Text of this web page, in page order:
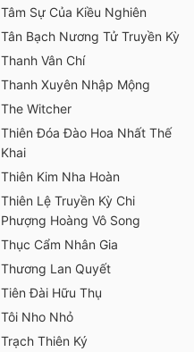
Tâm Sự Của Kiều Nghiên
Tân Bạch Nương Tử Truyền Kỳ
Thanh Vân Chí
Thanh Xuyên Nhập Mộng
The Witcher
Thiên Đóa Đào Hoa Nhất Thế
Khai
Thiên Kim Nha Hoàn
Thiên Lệ Truyền Kỳ Chi
Phượng Hoàng Vô Song
Thục Cẩm Nhân Gia
Thương Lan Quyết
Tiên Đài Hữu Thụ
Tôi Nho Nhỏ
Trạch Thiên Ký